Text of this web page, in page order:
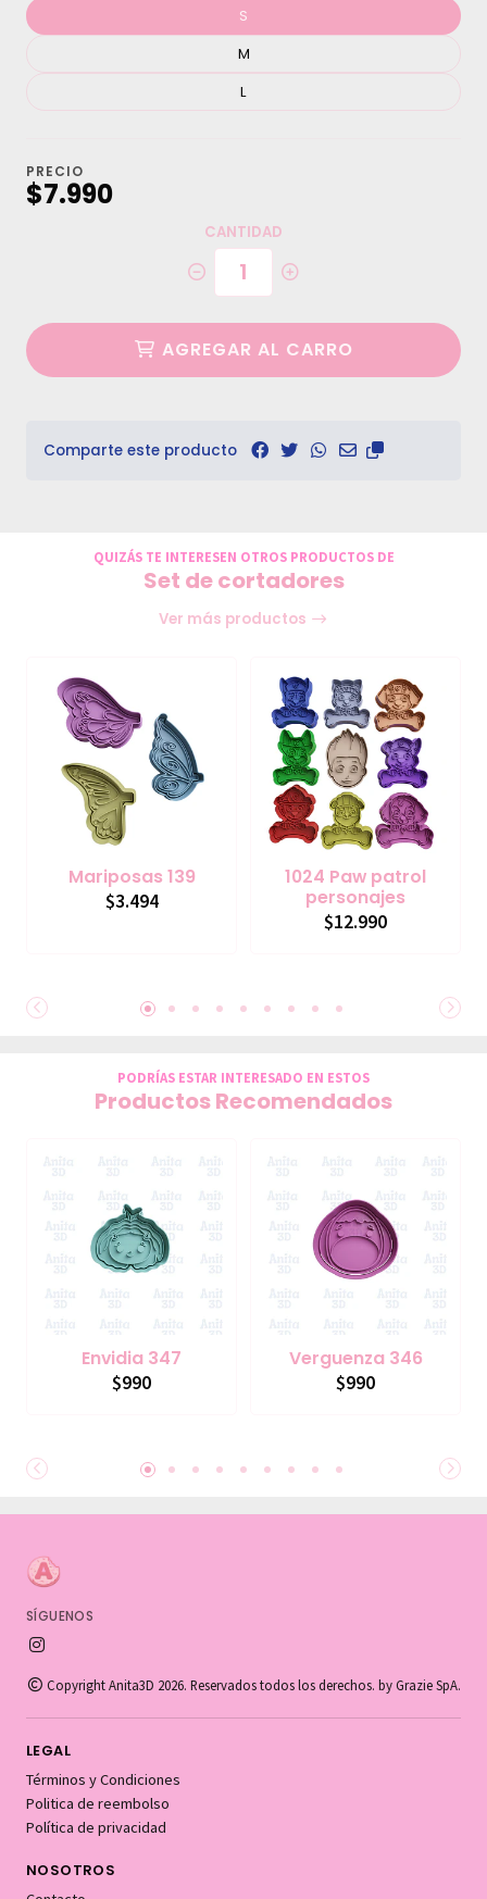
S
M
L
PRECIO
$7.990
CANTIDAD
AGREGAR AL CARRO
Comparte este producto
QUIZÁS TE INTERESEN OTROS PRODUCTOS DE
Set de cortadores
Ver más productos
Mariposas 139
$3.494
1024 Paw patrol
personajes
$12.990
PODRÍAS ESTAR INTERESADO EN ESTOS
Productos Recomendados
Envidia 347
$990
Verguenza 346
$990
SÍGUENOS
Copyright Anita3D 2026. Reservados todos los derechos. by Grazie SpA.
LEGAL
Términos y Condiciones
Politica de reembolso
Política de privacidad
NOSOTROS